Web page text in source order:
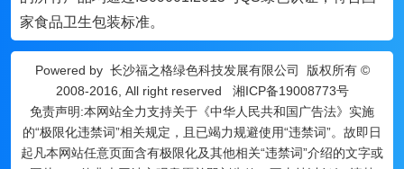
家食品卫生包装标准。
Powered by 长沙福之格绿色科技发展有限公司
版权所有 ©
2008-2016, All right reserved 湘ICP备19008773号
免责声明:本网站全力支持关于《中华人民共和国广告法》实施
的“极限化违禁词”相关规定，且已竭力规避使用“违禁词”。故即日
起凡本网站任意页面含有极限化及其他相关“违禁词”介绍的文字或